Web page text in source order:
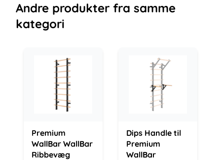
Andre produkter fra samme
kategori
Premium
WallBar WallBar
Ribbevæg
Dips Handle til
Premium
WallBar